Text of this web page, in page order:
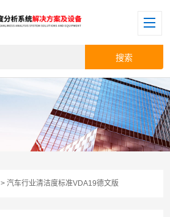
> 汽车行业清洁度标准VDA19德文版